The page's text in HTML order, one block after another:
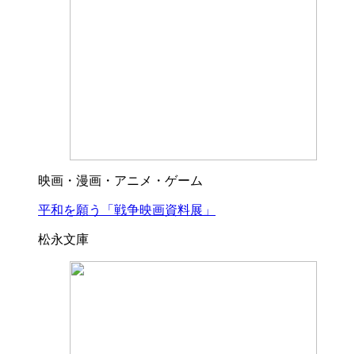
映画・漫画・アニメ・ゲーム
平和を願う「戦争映画資料展」
松永文庫